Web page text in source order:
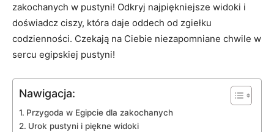
‌zakochanych w pustyni! Odkryj najpiękniejsze widoki i
doświadcz ciszy,​ która daje oddech od zgiełku
codzienności. Czekają na Ciebie niezapomniane chwile w
sercu egipskiej pustyni!
Nawigacja:
Przygoda ​w Egipcie ‍dla zakochanych
Urok pustyni i ⁣piękne widoki